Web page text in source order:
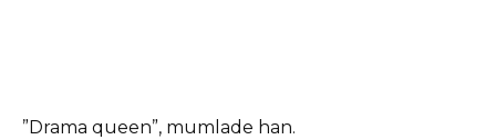
”Drama queen”, mumlade han.